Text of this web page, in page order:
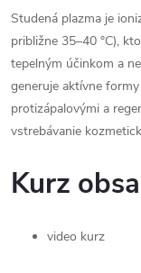
Studená plazma je
približne 35–40 °C),
tepelným účinkom a
generuje aktívne
protizápalovými a
vstrebávanie
Kurz
video kurz